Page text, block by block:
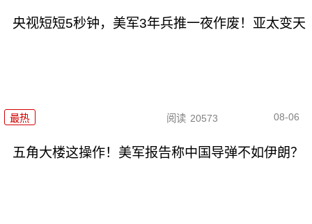
央视短短5秒钟，美军3年兵推一夜作废！亚太变天
最热 阅读 20573 08-06
五角大楼这操作！美军报告称中国导弹不如伊朗？